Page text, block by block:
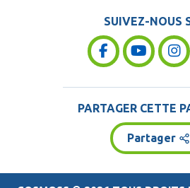
SUIVEZ-NOUS
PARTAGER CETTE
Partager